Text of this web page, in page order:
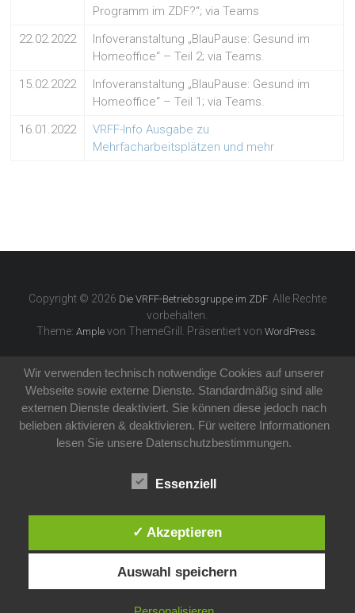
Programm im ZDF?“; via Teams
22.02.2022
Infoveranstaltung „BlauPause: Gesund im
Homeoffice“ – Teil 2; via Teams.
15.02.2022
Infoveranstaltung „BlauPause: Gesund im
Homeoffice“ – Teil 1; via Teams.
16.01.2022
VRFF-Info Ausgabe zu
Mehrfacharbeitsplätzen und mehr
Copyright © 2026 Die VRFF-Betriebsgruppe im ZDF. Alle Rechte
vorbehalten.
Theme:Ample von ThemeGrill. Präsentiert vonWordPress
Wir verwenden technisch notwendige Cookies auf unserer
Webseite sowie externe Dienste. Standardmäßig sind alle
externen Dienste deaktiviert. Sie können diese jedoch nach
belieben aktivieren & deaktivieren. Für weitere Informationen
lesen Sie unsere Datenschutzbestimmungen.
Essenziell
✓ Akzeptieren
Auswahl speichern